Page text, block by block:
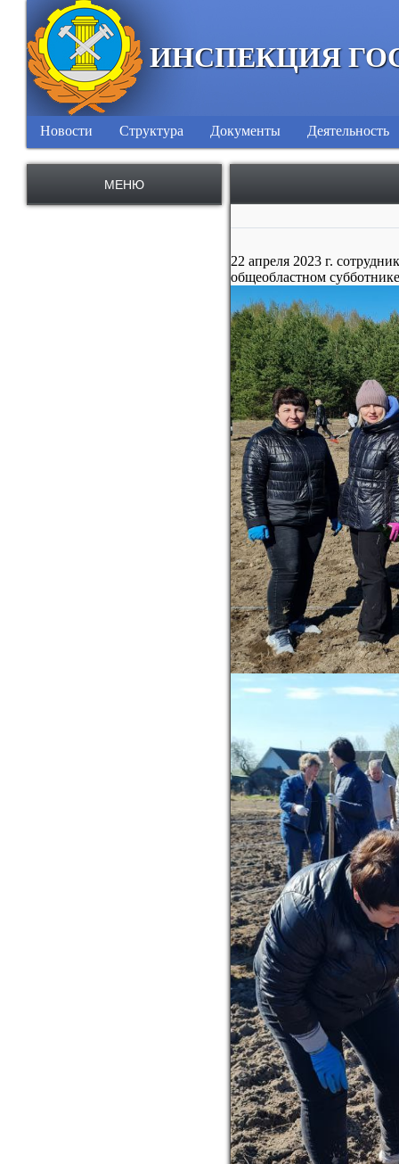
ИНСПЕКЦИЯ
Новости Структура Документы Деятельность
МЕНЮ
22 апреля 2023 г.
общеобластном